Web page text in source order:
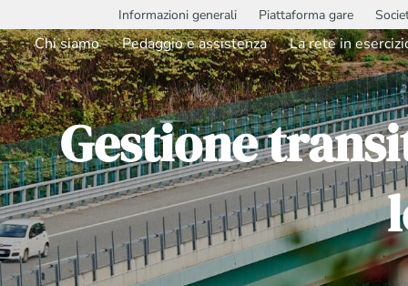
Informazioni generali Piattaforma gare
Chi siamo Pedaggio e assistenza La rete in
Gestione